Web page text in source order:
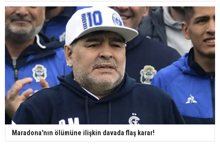
Maradona'nın ölümüne ilişkin davada flaş karar!